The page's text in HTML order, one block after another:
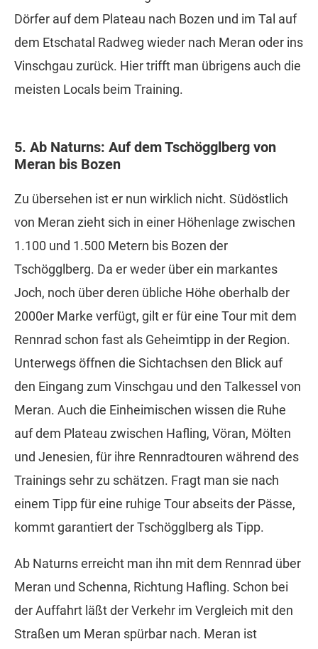
Dörfer auf dem Plateau nach Bozen und im Tal auf
dem Etschatal Radweg wieder nach Meran oder ins
Vinschgau zurück. Hier trifft man übrigens auch die
meisten Locals beim Training.
5. Ab Naturns: Auf dem Tschögglberg von
Meran bis Bozen
Zu übersehen ist er nun wirklich nicht. Südöstlich
von Meran zieht sich in einer Höhenlage zwischen
1.100 und 1.500 Metern bis Bozen der
Tschögglberg. Da er weder über ein markantes
Joch, noch über deren übliche Höhe oberhalb der
2000er Marke verfügt, gilt er für eine Tour mit dem
Rennrad schon fast als Geheimtipp in der Region.
Unterwegs öffnen die Sichtachsen den Blick auf
den Eingang zum Vinschgau und den Talkessel von
Meran. Auch die Einheimischen wissen die Ruhe
auf dem Plateau zwischen Hafling, Vöran, Mölten
und Jenesien, für ihre Rennradtouren während des
Trainings sehr zu schätzen. Fragt man sie nach
einem Tipp für eine ruhige Tour abseits der Pässe,
kommt garantiert der Tschögglberg als Tipp.
Ab Naturns erreicht man ihn mit dem Rennrad über
Meran und Schenna, Richtung Hafling. Schon bei
der Auffahrt läßt der Verkehr im Vergleich mit den
Straßen um Meran spürbar nach. Meran ist